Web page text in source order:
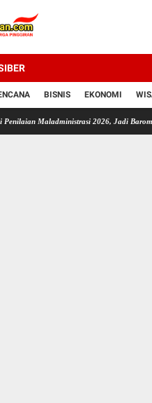
BISNIS EKONOMI
Maladministrasi 2026, Jadi Barometer